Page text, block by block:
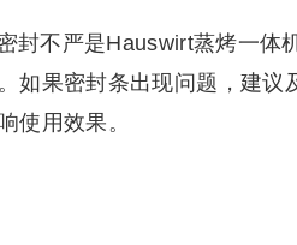
封不严是Hauswirt蒸烤一体
如果密封条出现问题，建
使用效果。